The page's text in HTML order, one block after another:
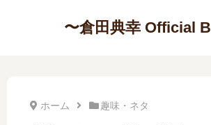
〜倉田典幸 Official
ホーム 趣味・ネタ